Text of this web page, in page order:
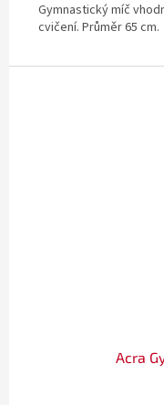
Gymnastický míč
cvičení. Průměr 65 cm.
Acra